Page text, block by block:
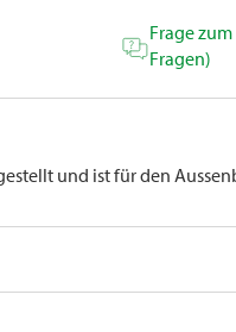
Frage
Fragen)
und ist für den